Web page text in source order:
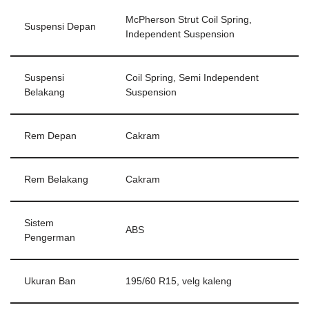
Suspensi Depan
McPherson Strut Coil Spring,
Independent Suspension
Suspensi
Belakang
Coil Spring, Semi Independent
Suspension
Rem Depan Cakram
Rem Belakang Cakram
Sistem
Pengerman
ABS
Ukuran Ban 195/60 R15, velg kaleng